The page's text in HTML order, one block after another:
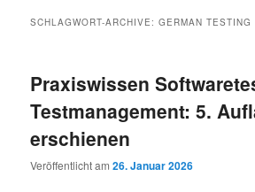
SCHLAGWORT-ARCHIVE:GERMAN TESTING
Praxiswissen
Testmanagement: 5.
erschienen
Veröffentlicht am26. Januar 2026